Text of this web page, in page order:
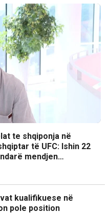
te shqiponja në
të UFC: Ishin 22
mendjen…
kualifikuese në
pole position